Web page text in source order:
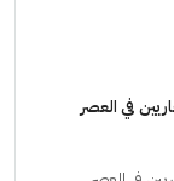
في العصر